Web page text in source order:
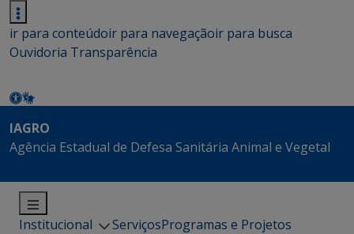
ir para conteúdoir para navegaçãoir para busca
Ouvidoria Transparência
IAGRO
Agência Estadual de Defesa Sanitária Animal e Vegetal
Institucional ServiçosProgramas e Projetos